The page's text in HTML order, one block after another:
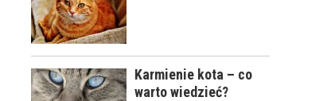
ZATRUCIA U KOTÓW
Karmienie kota – co
warto wiedzieć?